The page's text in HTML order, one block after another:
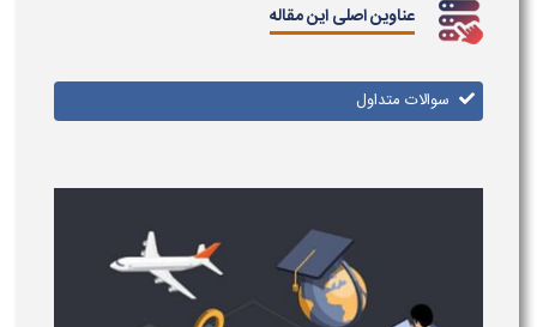
عناوین اصلی این مقاله
سوالات متداول